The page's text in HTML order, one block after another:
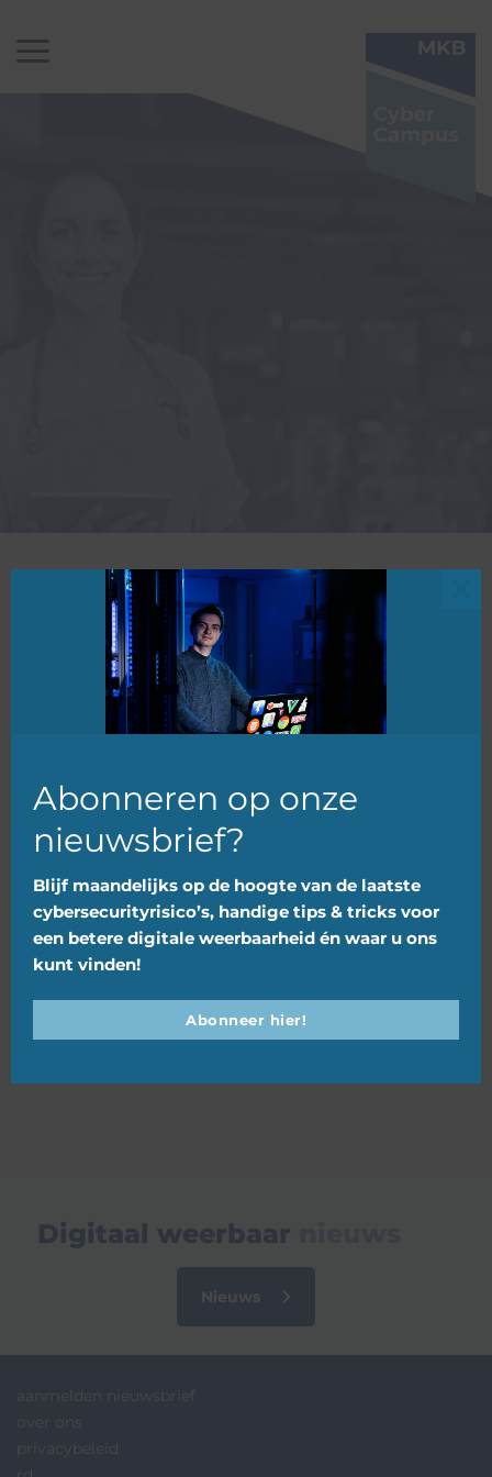
Berichten
Categorie | mkb
Nieuwsbrief MKB Cyber Campus
Juli
Digitaal weerbaar
Nieuws
aanmelden nieuwsbrief
over ons
privacybeleid
Abonneren op onze
nieuwsbrief?
Blijf maandelijks op de hoogte van de laatste
cybersecurityrisico’s, handige tips & tricks voor
een betere digitale weerbaarheid én waar u ons
kunt vinden!
Abonneer hier!